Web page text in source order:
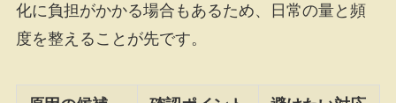
化に負担がかかる場合もあるため、日常の量と頻
度を整えることが先です。